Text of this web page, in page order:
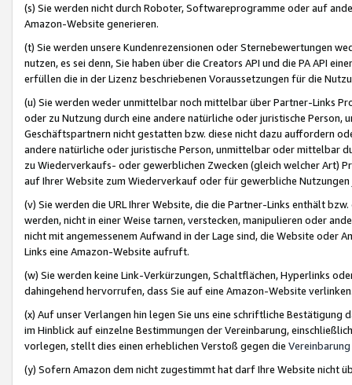
(s) Sie werden nicht durch Roboter, Softwareprogramme oder auf
Amazon-Website generieren.
(t) Sie werden unsere Kundenrezensionen oder Sternebewertungen
nutzen, es sei denn, Sie haben über die Creators API und die PA API
erfüllen die in der Lizenz beschriebenen Voraussetzungen für die
(u) Sie werden weder unmittelbar noch mittelbar über Partner-Links
oder zu Nutzung durch eine andere natürliche oder juristische
Geschäftspartnern nicht gestatten bzw. diese nicht dazu auffordern
andere natürliche oder juristische Person, unmittelbar oder mittelbar
zu Wiederverkaufs- oder gewerblichen Zwecken (gleich welcher Art)
auf Ihrer Website zum Wiederverkauf oder für gewerbliche
(v) Sie werden die URL Ihrer Website, die die Partner-Links enthält
werden, nicht in einer Weise tarnen, verstecken, manipulieren oder
nicht mit angemessenem Aufwand in der Lage sind, die Website oder
Links eine Amazon-Website aufruft.
(w) Sie werden keine Link-Verkürzungen, Schaltflächen, Hyperlinks
dahingehend hervorrufen, dass Sie auf eine Amazon-Website
(x) Auf unser Verlangen hin legen Sie uns eine schriftliche
im Hinblick auf einzelne Bestimmungen der Vereinbarung,
vorlegen, stellt dies einen erheblichen Verstoß gegen die Vereinbarung
(y) Sofern Amazon dem nicht zugestimmt hat darf Ihre Website nicht